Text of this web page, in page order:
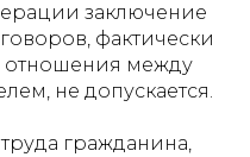
заключение
фактически
отношения между
не допускается.
труда гражданина,